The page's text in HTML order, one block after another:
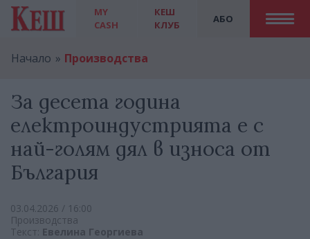
MY
CASH
АБО
КЕШ
КЛУБ
Начало Производства
За десета година
електроиндустрията е с
най-голям дял в износа от
България
03.04.2026 / 16:00
Производства
Текст: Евелина Георгиева